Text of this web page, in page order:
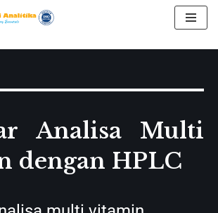
Analisa Multi
dengan HPLC